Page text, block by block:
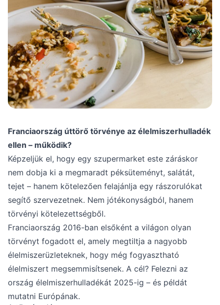
Franciaország úttörő törvénye az élelmiszerhulladék
ellen – működik?
Képzeljük el, hogy egy szupermarket este záráskor
nem dobja ki a megmaradt péksüteményt, salátát,
tejet – hanem kötelezően felajánlja egy rászorulókat
segítő szervezetnek. Nem jótékonyságból, hanem
törvényi kötelezettségből.
Franciaország 2016-ban elsőként a világon olyan
törvényt fogadott el, amely megtiltja a nagyobb
élelmiszerüzleteknek, hogy még fogyasztható
élelmiszert megsemmisítsenek. A cél? Felezni az
ország élelmiszerhulladékát 2025-ig – és példát
mutatni Európának.